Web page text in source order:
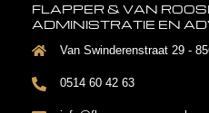
FLAPPER & VAN
ADMINISTRATIE EN
Van Swinderenstraat 29 -
0514 60 42 63